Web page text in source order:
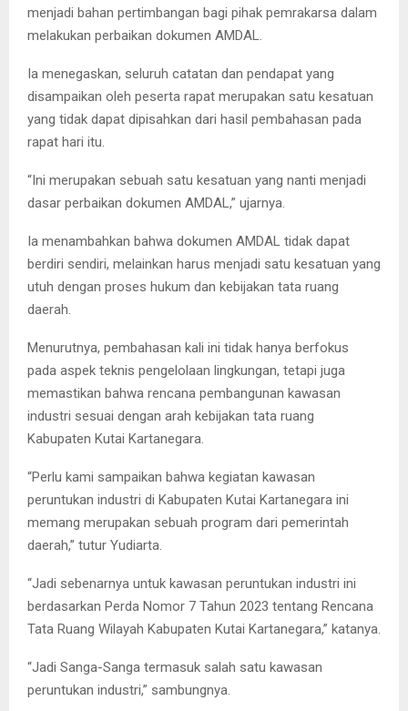
menjadi bahan pertimbangan bagi pihak pemrakarsa dalam
melakukan perbaikan dokumen AMDAL.
Ia menegaskan, seluruh catatan dan pendapat yang
disampaikan oleh peserta rapat merupakan satu kesatuan
yang tidak dapat dipisahkan dari hasil pembahasan pada
rapat hari itu.
“Ini merupakan sebuah satu kesatuan yang nanti menjadi
dasar perbaikan dokumen AMDAL,” ujarnya.
Ia menambahkan bahwa dokumen AMDAL tidak dapat
berdiri sendiri, melainkan harus menjadi satu kesatuan yang
utuh dengan proses hukum dan kebijakan tata ruang
daerah.
Menurutnya, pembahasan kali ini tidak hanya berfokus
pada aspek teknis pengelolaan lingkungan, tetapi juga
memastikan bahwa rencana pembangunan kawasan
industri sesuai dengan arah kebijakan tata ruang
Kabupaten Kutai Kartanegara.
“Perlu kami sampaikan bahwa kegiatan kawasan
peruntukan industri di Kabupaten Kutai Kartanegara ini
memang merupakan sebuah program dari pemerintah
daerah,” tutur Yudiarta.
“Jadi sebenarnya untuk kawasan peruntukan industri ini
berdasarkan Perda Nomor 7 Tahun 2023 tentang Rencana
Tata Ruang Wilayah Kabupaten Kutai Kartanegara,” katanya.
“Jadi Sanga-Sanga termasuk salah satu kawasan
peruntukan industri,” sambungnya.